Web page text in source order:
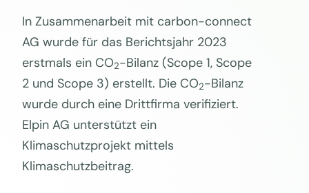
In Zusammenarbeit mit carbon-connect
AG wurde für das Berichtsjahr 2023
erstmals ein CO2-Bilanz (Scope 1, Scope
2 und Scope 3) erstellt. Die CO2-Bilanz
wurde durch eine Drittfirma verifiziert.
Elpin AG unterstützt ein
Klimaschutzprojekt mittels
Klimaschutzbeitrag.